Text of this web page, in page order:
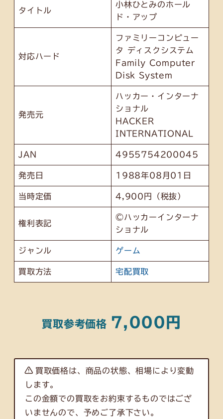
タイトル
小林ひとみのホール
ド・アップ
対応ハード
ファミリーコンピュー
タ ディスクシステム
Family Computer
Disk System
発売元
ハッカー・インターナ
ショナル
HACKER
INTERNATIONAL
JAN 4955754200045
発売日 1988年08月01日
当時定価 4,900円（税抜）
権利表記
©ハッカーインターナ
ショナル
ジャンル ゲーム
買取方法 宅配買取
買取参考価格 7,000円
買取価格は、商品の状態、相場により変動
します。
この金額での買取をお約束するものではござ
いませんので、予めご了承下さい。